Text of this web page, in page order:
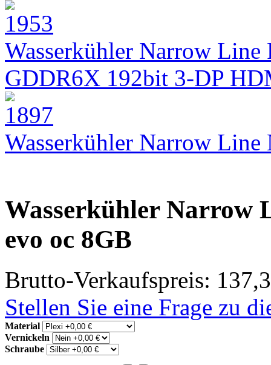
Wasserkühler Narrow Line
GDDR6X 192bit 3-DP
Wasserkühler Narrow
Wasserkühler Narrow
evo oc 8GB
Brutto-Verkaufspreis:
Stellen Sie eine Frage zu
Material
Vernickeln
Schraube